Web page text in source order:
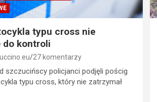
typu cross nie
do kontroli
27 komentarzy
szczucińscy policjanci podjęli pościg
typu cross, który nie zatrzymał